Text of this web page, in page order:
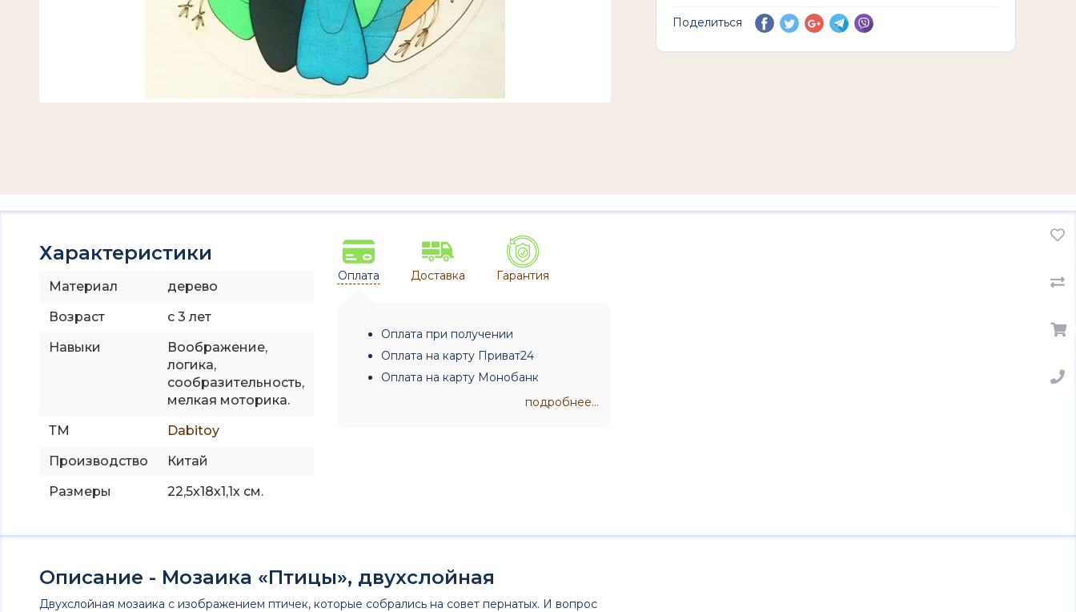
Поделиться
Характеристики
Материал
дерево
Возраст
с 3 лет
Навыки
Воображение,
логика,
сообразительность,
мелкая моторика.
ТМ
Dabitoy
Производство
Китай
Размеры
22,5х18х1,1х см.
Оплата Доставка Гарантия
Оплата при получении
Оплата на карту Приват24
Оплата на карту Монобанк
подробнее...
Описание - Мозаика «Птицы», двухслойная
Двухслойная мозаика с изображением птичек, которые собрались на совет пернатых. И вопрос